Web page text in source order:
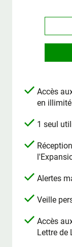
Accès
en illimité
1 seul
Alertes
Veille
Accès
Lettre de